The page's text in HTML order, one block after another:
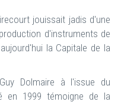
jouissait jadis d'une
d'instruments de
la Capitale de la
Dolmaire à l'issue du
en 1999 témoigne de la